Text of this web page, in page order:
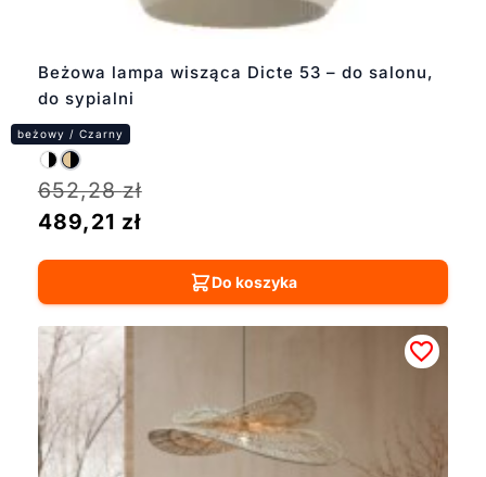
Beżowa lampa wisząca Dicte 53 – do salonu,
do sypialni
652,28zł
489,21 zł
Do koszyka